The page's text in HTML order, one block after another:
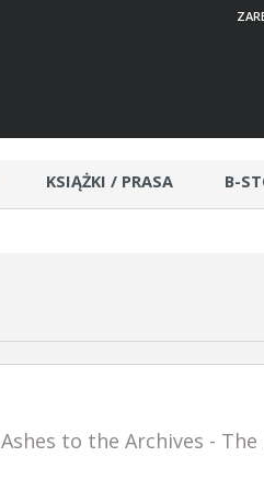
KSIĄŻKI / PRASA B-
to the Archives -